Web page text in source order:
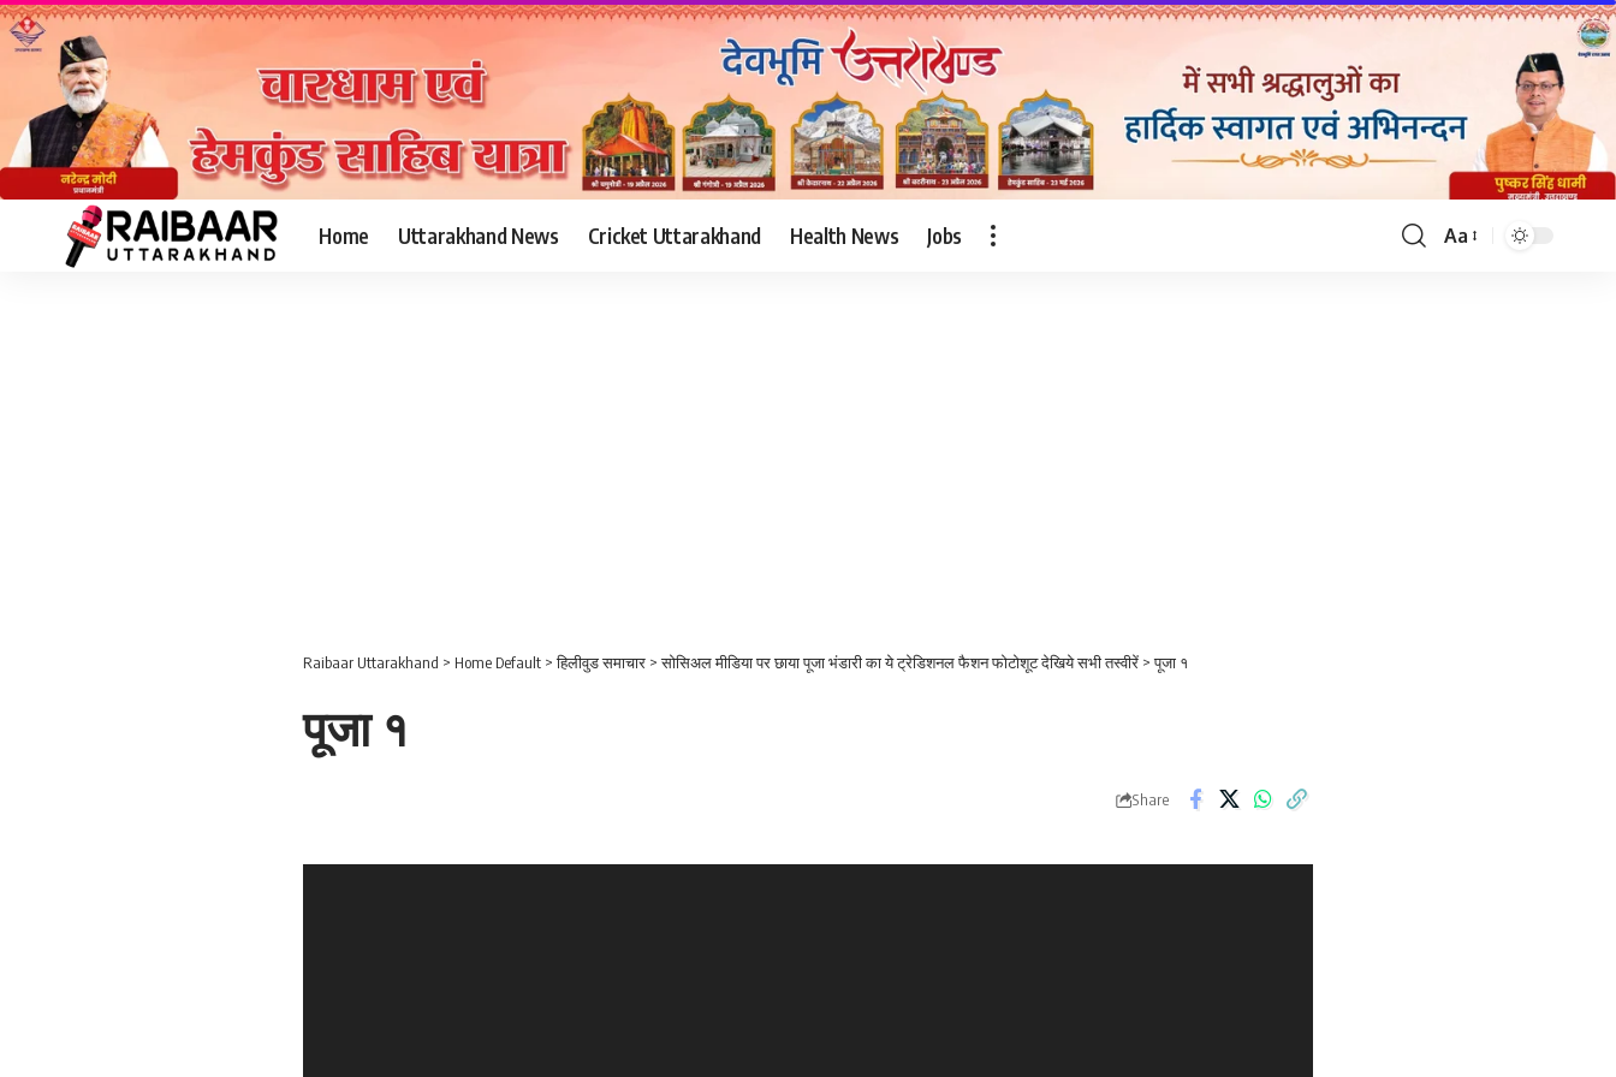
Home Uttarakhand News Cricket Uttarakhand Health News Jobs
Font
Aa
Raibaar Uttarakhand > Home Default >हिलीवुड समाचार >सोसिअल मीडिया पर छाया पूजा भंडारी का ये ट्रेडिशनल फैशन फोटोशूट देखिये सभी तस्वीरें >पूजा १
पूजा १
Share